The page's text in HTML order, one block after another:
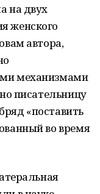
на двух
женского
автора,
механизмами
писательницу
«поставить
во время